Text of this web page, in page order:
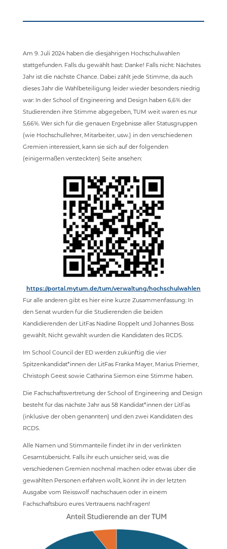
Am 9. Juli 2024 haben die diesjährigen Hochschulwahlen
stattgefunden. Falls du gewählt hast: Danke! Falls nicht: Nächstes
Jahr ist die nächste Chance. Dabei zählt jede Stimme, da auch
dieses Jahr die Wahlbeteiligung leider wieder besonders niedrig
war: In der School of Engineering and Design haben 6,6% der
Studierenden ihre Stimme abgegeben, TUM weit waren es nur
5,66%. Wer sich für die genauen Ergebnisse aller Statusgruppen
(wie Hochschullehrer, Mitarbeiter, usw.) in den verschiedenen
Gremien interessiert, kann sie sich auf der folgenden
(einigermaßen versteckten) Seite ansehen:
https://portal.mytum.de/tum/verwaltung/hochschulwahlen
Für alle anderen gibt es hier eine kurze Zusammenfassung: In
den Senat wurden für die Studierenden die beiden
Kandidierenden der LitFas Nadine Roppelt und Johannes Boss
gewählt. Nicht gewählt wurden die Kandidaten des RCDS.
Im School Council der ED werden zukünftig die vier
Spitzenkandidat*innen der LitFas Franka Mayer, Marius Priemer,
Christoph Geest sowie Catharina Siemon eine Stimme haben.
Die Fachschaftsvertretung der School of Engineering and Design
besteht für das nächste Jahr aus 58 Kandidat*innen der LitFas
(inklusive der oben genannten) und den zwei Kandidaten des
RCDS.
Alle Namen und Stimmanteile findet ihr in der verlinkten
Gesamtübersicht. Falls ihr euch unsicher seid, was die
verschiedenen Gremien nochmal machen oder etwas über die
gewählten Personen erfahren wollt, könnt ihr in der letzten
Ausgabe vom Reisswolf nachschauen oder in einem
Fachschaftsbüro eures Vertrauens nachfragen!